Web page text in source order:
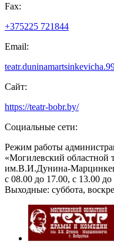
Fax:
+375225 721844
Email:
Сайт:
https://teatr-bobr.by/
Социальные сети:
Режим работы
«Могилевский областной
им.В.И.Дунина-
с 08.00 до 17.00, с 13.00
Выходные: суббота,